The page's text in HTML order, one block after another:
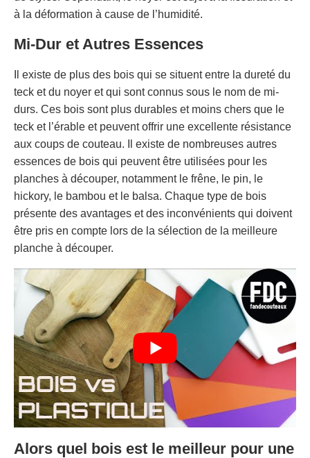
à la déformation à cause de l’humidité.
Mi-Dur et Autres Essences
Il existe de plus des bois qui se situent entre la dureté du
teck et du noyer et qui sont connus sous le nom de mi-
durs. Ces bois sont plus durables et moins chers que le
teck et l’érable et peuvent offrir une excellente résistance
aux coups de couteau. Il existe de nombreuses autres
essences de bois qui peuvent être utilisées pour les
planches à découper, notamment le frêne, le pin, le
hickory, le bambou et le balsa. Chaque type de bois
présente des avantages et des inconvénients qui doivent
être pris en compte lors de la sélection de la meilleure
planche à découper.
Alors quel bois est le meilleur pour une